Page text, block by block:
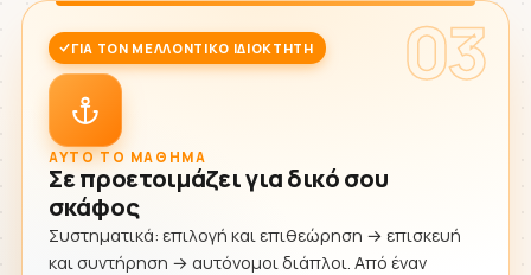
03
ΓΙΑ ΤΟΝ ΜΕΛΛΟΝΤΙΚΌ ΙΔΙΟΚΤΉΤΗ
ΑΥΤΌ ΤΟ ΜΆΘΗΜΑ
Σε προετοιμάζει για δικό σου
σκάφος
Συστηματικά: επιλογή και επιθεώρηση → επισκευή
και συντήρηση → αυτόνομοι διάπλοι. Από έναν